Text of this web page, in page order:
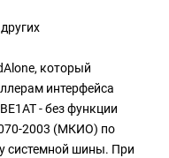
который
интерфейса
- без функции
2003 (МКИО) по
системной шины. При